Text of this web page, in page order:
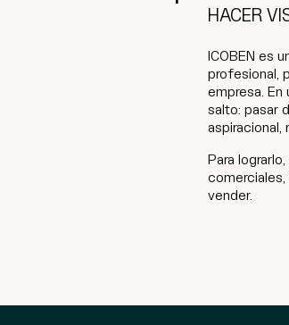
HACER
ICOBEN es
profesional,
empresa.
salto: pasar
Para
vender.